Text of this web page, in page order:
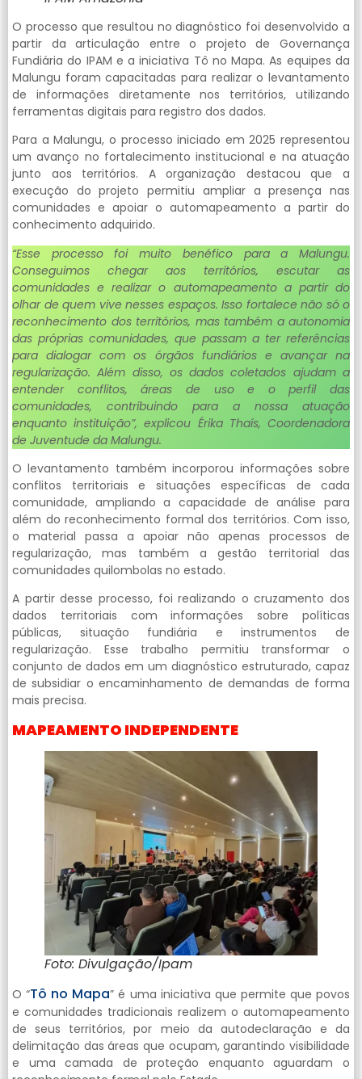
O processo que resultou no diagnóstico foi desenvolvido a
partir da articulação entre o projeto de Governança
Fundiária do IPAM e a iniciativa Tô no Mapa. As equipes da
Malungu foram capacitadas para realizar o levantamento
de informações diretamente nos territórios, utilizando
ferramentas digitais para registro dos dados.
Para a Malungu, o processo iniciado em 2025 representou
um avanço no fortalecimento institucional e na atuação
junto aos territórios. A organização destacou que a
execução do projeto permitiu ampliar a presença nas
comunidades e apoiar o automapeamento a partir do
conhecimento adquirido.
“Esse processo foi muito benéfico para a Malungu.
Conseguimos chegar aos territórios, escutar as
comunidades e realizar o automapeamento a partir do
olhar de quem vive nesses espaços. Isso fortalece não só o
reconhecimento dos territórios, mas também a autonomia
das próprias comunidades, que passam a ter referências
para dialogar com os órgãos fundiários e avançar na
regularização. Além disso, os dados coletados ajudam a
entender conflitos, áreas de uso e o perfil das
comunidades, contribuindo para a nossa atuação
enquanto instituição”, explicou Érika Thaís, Coordenadora
de Juventude da Malungu.
O levantamento também incorporou informações sobre
conflitos territoriais e situações específicas de cada
comunidade, ampliando a capacidade de análise para
além do reconhecimento formal dos territórios. Com isso,
o material passa a apoiar não apenas processos de
regularização, mas também a gestão territorial das
comunidades quilombolas no estado.
A partir desse processo, foi realizando o cruzamento dos
dados territoriais com informações sobre políticas
públicas, situação fundiária e instrumentos de
regularização. Esse trabalho permitiu transformar o
conjunto de dados em um diagnóstico estruturado, capaz
de subsidiar o encaminhamento de demandas de forma
mais precisa.
MAPEAMENTO INDEPENDENTE
Foto: Divulgação/Ipam
O “Tô no Mapa” é uma iniciativa que permite que povos
e comunidades tradicionais realizem o automapeamento
de seus territórios, por meio da autodeclaração e da
delimitação das áreas que ocupam, garantindo visibilidade
e uma camada de proteção enquanto aguardam o